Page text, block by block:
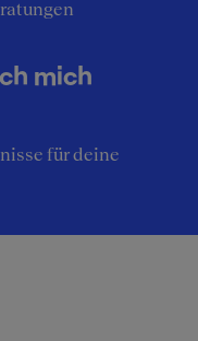
mich
für deine